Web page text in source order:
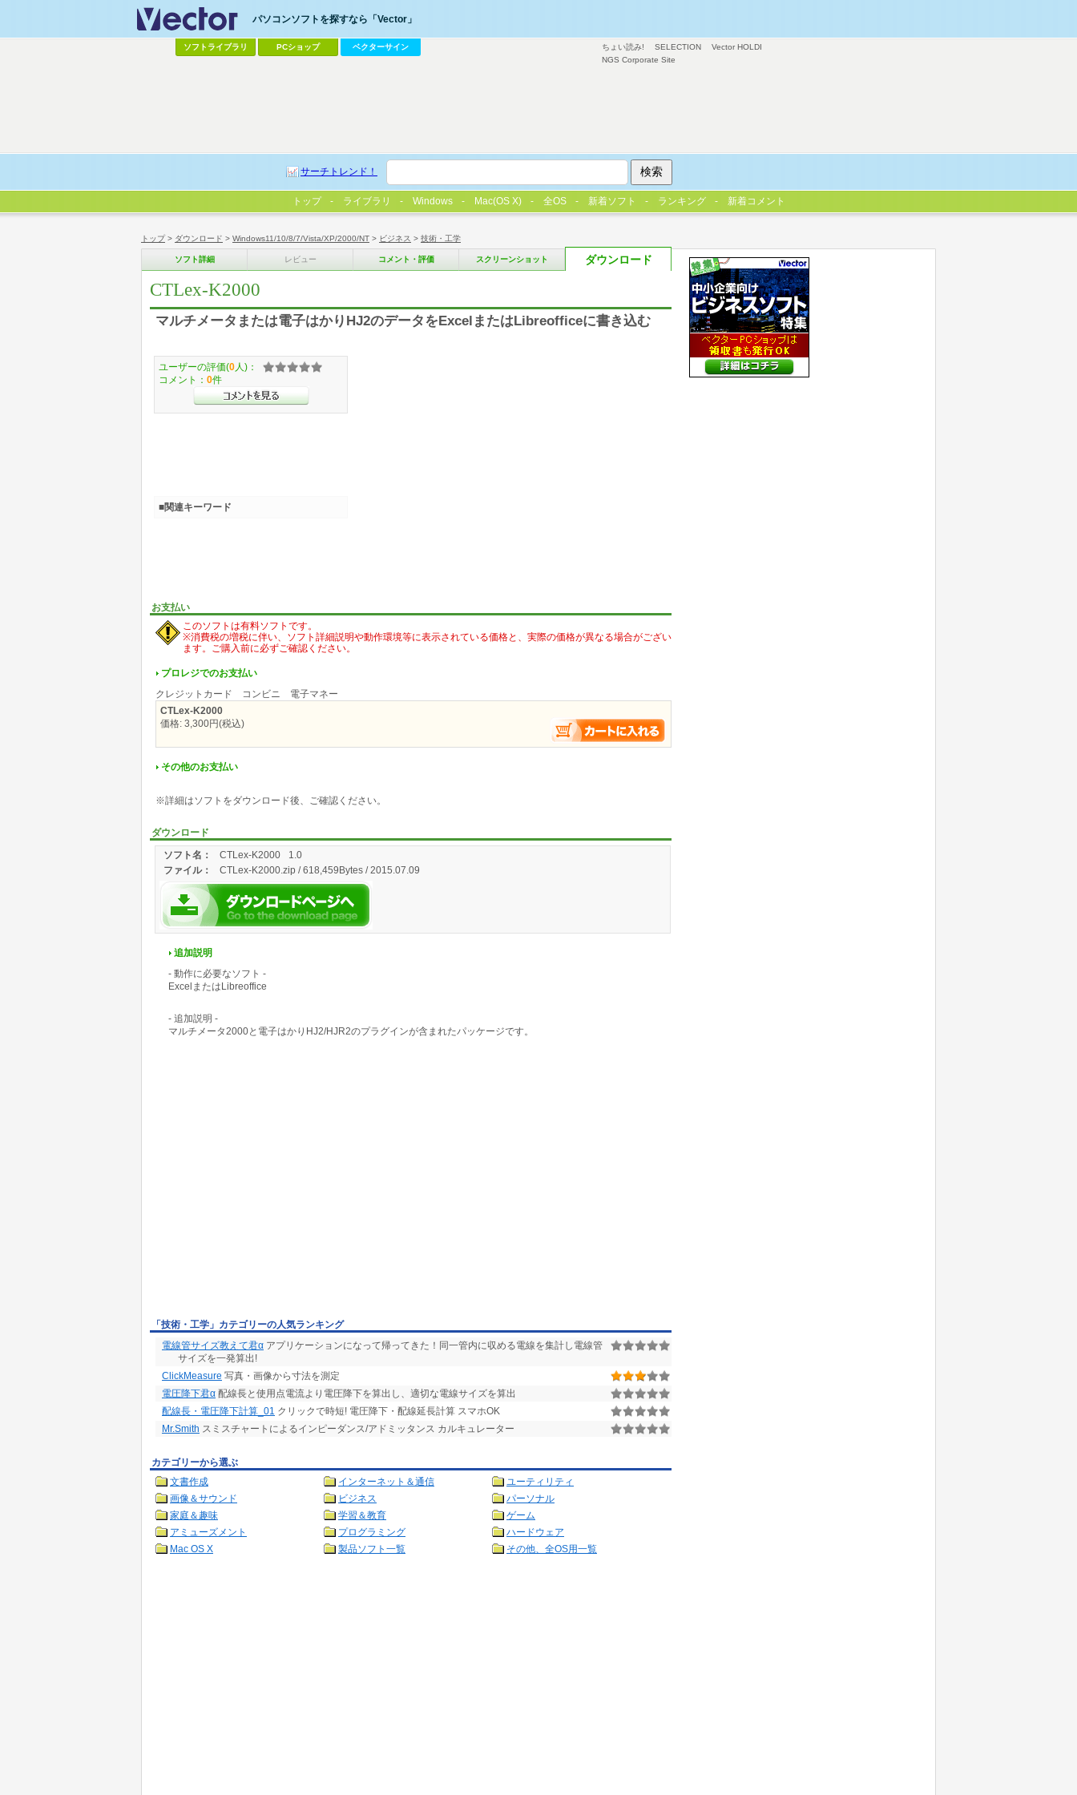
トップ> ダウンロード > Windows11/10/8/7/Vista/XP/2000/NT > ビジネス > 技術・工学
ソフト詳細 レビュー コメント・評価 スクリーンショット ダウンロード
CTLex-K2000
マルチメータまたは電子はかりHJ2のデータをExcelまたはLibreofficeに書き込む
お支払い
このソフトは有料ソフトです。
※消費税の増税に伴い、ソフト詳細説明や動作環境等に表示されている価格と、実際の価格が異なる場合がござい
ます。ご購入前に必ずご確認ください。
プロレジでのお支払い
クレジットカード コンビニ 電子マネー
CTLex-K2000
価格: 3,300円(税込)
その他のお支払い
※詳細はソフトをダウンロード後、ご確認ください。
ダウンロード
ソフト名：
CTLex-K2000 1.0
ファイル： CTLex-K2000.zip / 618,459Bytes / 2015.07.09
追加説明
- 動作に必要なソフト -
ExcelまたはLibreoffice
- 追加説明 -
マルチメータ2000と電子はかりHJ2/HJR2のプラグインが含まれたパッケージです。
ユーザーの評価(0 人)：
コメント： 0件
■関連キーワード
「技術・工学」カテゴリーの人気ランキング
電線管サイズ教えて君α アプリケーションになって帰ってきた！同一管内に収める電線を集計し電線管
サイズを一発算出!
ClickMeasure 写真・画像から寸法を測定
電圧降下君α 配線長と使用点電流より電圧降下を算出し、適切な電線サイズを算出
配線長・電圧降下計算_01 クリックで時短! 電圧降下・配線延長計算 スマホOK
Mr.Smith スミスチャートによるインピーダンス/アドミッタンス カルキュレーター
カテゴリーから選ぶ
文書作成
インターネット＆通信
ユーティリティ
画像＆サウンド
ビジネス
パーソナル
家庭＆趣味
学習＆教育
ゲーム
アミューズメント
プログラミング
ハードウェア
Mac OS X
製品ソフト一覧 その他、全OS用一覧
ちょい読み! SELECTION
Vector HOLDI
NGS Corporate Site
パソコンソフトを探すなら「Vector」
ソフトライブラリ PCショップ ベクターサイン
サーチトレンド！
トップ ライブラリ Windows Mac(OS X) 全OS 新着ソフト ランキング 新着コメント